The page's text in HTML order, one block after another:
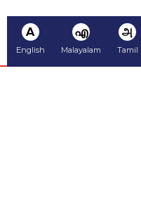
A
English
എ
Malayalam
அ
Tamil